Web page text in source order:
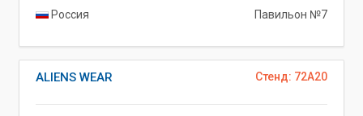
Россия Павильон №7
Стенд: 72A20
ALIENS WEAR